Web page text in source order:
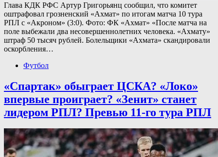
Глава КДК РФС Артур Григорьянц сообщил, что комитет
оштрафовал грозненский «Ахмат» по итогам матча 10 тура
РПЛ с «Акроном» (3:0). Фото: ФК «Ахмат» «После матча на
поле выбежали два несовершеннолетних человека. «Ахмату»
штраф 50 тысяч рублей. Болельщики «Ахмата» скандировали
оскорбления…
Футбол
«Спартак» обыграет ЦСКА? «Локо»
впервые проиграет? «Зенит» станет
лидером РПЛ? Превью 11-го тура РПЛ